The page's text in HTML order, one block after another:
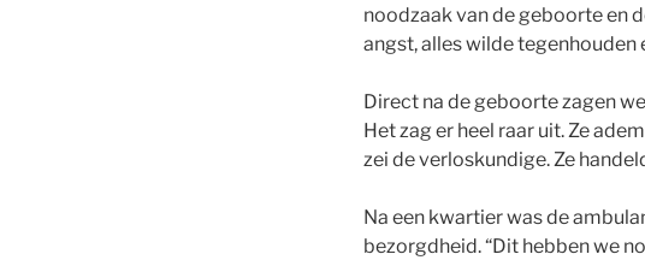
noodzaak van de geboorte en
angst, alles wilde
Direct na de geboorte zagen
Het zag er heel raar uit. Ze
zei de verloskundige. Ze
Na een kwartier was de
bezorgdheid. “Dit hebben we